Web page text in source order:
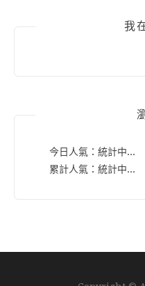
我
今日人氣： 統計中...
累計人氣： 統計中...